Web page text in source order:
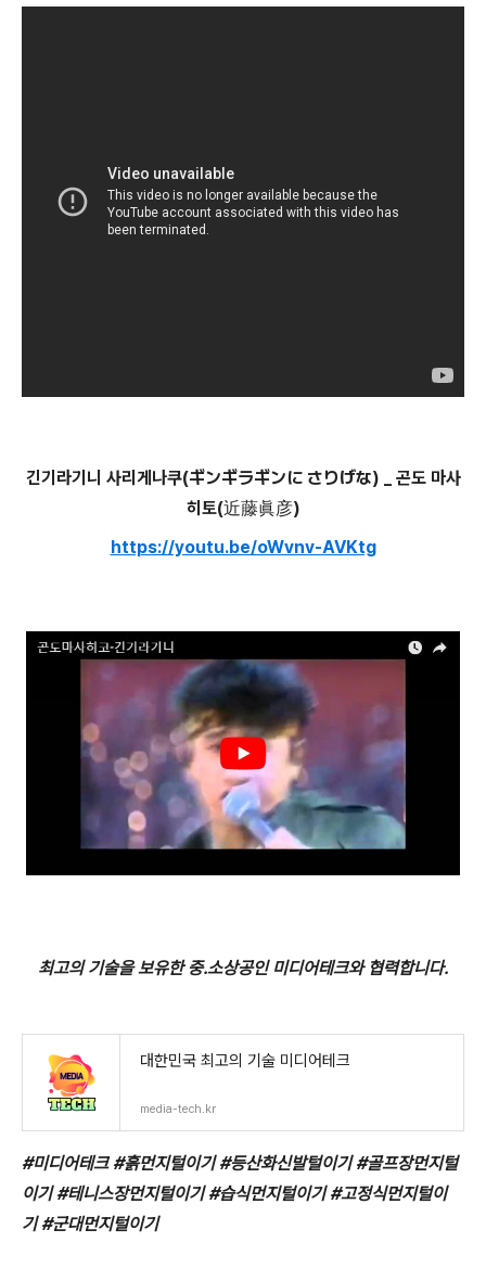
긴기라기니 사리게나쿠(ギンギラギンに さりげな) _ 곤도 마사
히토(近藤眞彦)
https://youtu.be/oWvnv-AVKtg
최고의 기술을 보유한 중.소상공인 미디어테크와 협력합니다.
대한민국 최고의 기술 미디어테크
media-tech.kr
#미디어테크 #흙먼지털이기 #등산화신발털이기 #골프장먼지털
이기 #테니스장먼지털이기 #습식먼지털이기 #고정식먼지털이
기 #군대먼지털이기